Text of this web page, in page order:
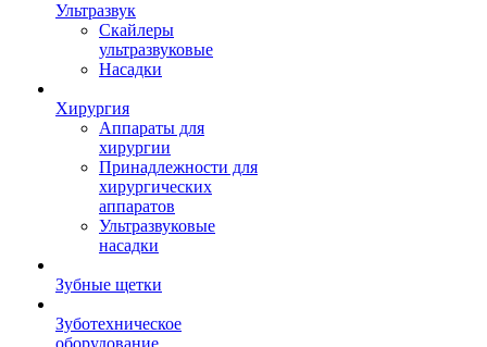
Ультразвук
Скайлеры
ультразвуковые
Насадки
Хирургия
Аппараты для
хирургии
Принадлежности для
хирургических
аппаратов
Ультразвуковые
насадки
Зубные щетки
Зуботехническое
оборудование